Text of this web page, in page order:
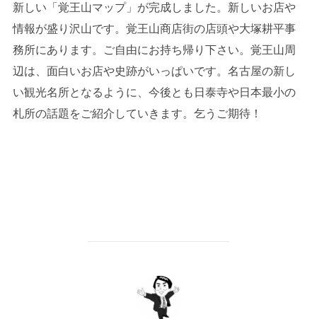
新しい「覚王山マップ」が完成しました。新しいお店や
情報が盛り沢山です。覚王山商店街の店頭や大塚耕平事
務所にあります。ご自由にお持ち帰り下さい。覚王山周
辺は、面白いお店や史跡がいっぱいです。名古屋の新し
い観光名所となるように、今後とも日泰寺や日本最小の
札所の話題をご紹介していきます。乞うご期待！
投稿者